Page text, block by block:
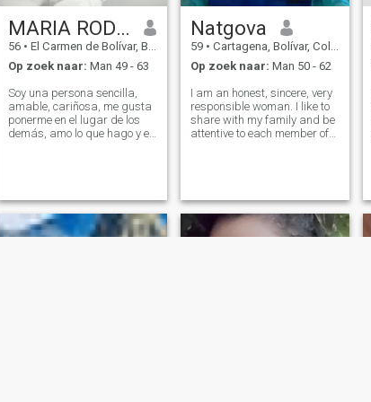
MARIA RODRIGUEZ
56 • El Carmen de Bolívar, Bolívar, Colombia
Op zoek naar: Man 49 - 63
Soy una persona sencilla,
amable, cariñosa, me gusta
ponerme en el lugar de los
demás, amo lo que hago y el
soy responsable, seria,
correcta e
Natgova
59 • Cartagena, Bolívar, Colombia
Op zoek naar: Man 50 - 62
I am an honest, sincere, very
responsible woman. I like to
share with my family and be
attentive to each member of
lunch outside th